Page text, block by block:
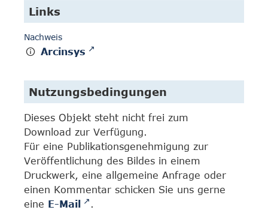
Links
Nachweis
Arcinsys
Nutzungsbedingungen
Dieses Objekt steht nicht frei zum
Download zur Verfügung.
Für eine Publikationsgenehmigung zur
Veröffentlichung des Bildes in einem
Druckwerk, eine allgemeine Anfrage oder
einen Kommentar schicken Sie uns gerne
eine E-Mail
.